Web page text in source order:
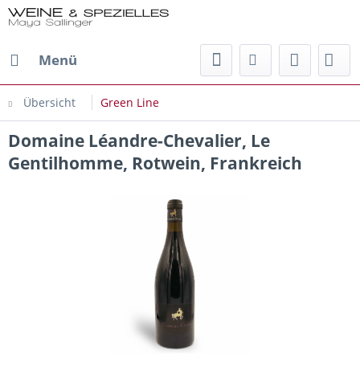
Menü
Übersicht Green Line
Domaine Léandre-Chevalier, Le
Gentilhomme, Rotwein, Frankreich